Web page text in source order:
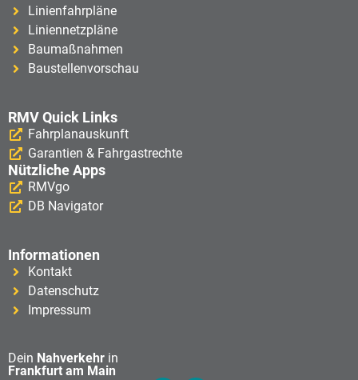
Linienfahrpläne
Liniennetzpläne
Baumaßnahmen
Baustellenvorschau
RMV Quick Links
Fahrplanauskunft
Garantien & Fahrgastrechte
Nützliche Apps
RMVgo
DB Navigator
Informationen
Kontakt
Datenschutz
Impressum
Dein Nahverkehr in
Frankfurt am Main